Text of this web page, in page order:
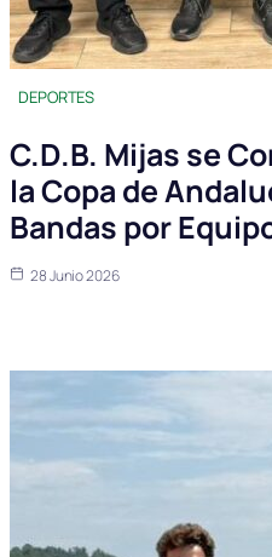
DEPORTES
C.D.B. Mijas se
la Copa de
Bandas por
28 Junio 2026